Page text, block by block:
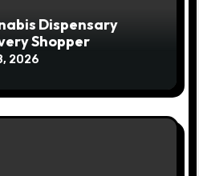
Dispensary
Shopper
2026